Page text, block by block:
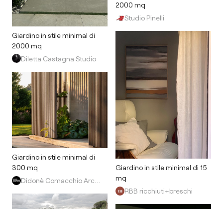
Giardino in stile minimal di
2000 mq
Diletta Castagna Studio
Giardino in stile minimal di
300 mq
2000 mq
Studio Pinelli
Giardino in stile minimal di 15
mq
RBB ricchiuti+breschi